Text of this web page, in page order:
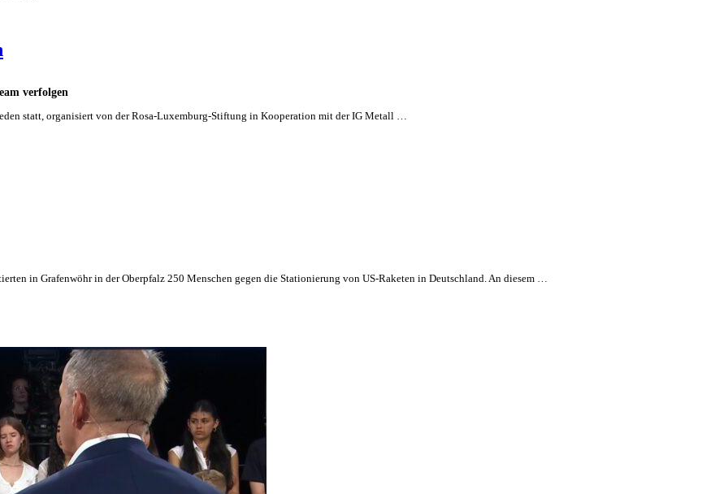
verfolgen
statt, organisiert von der Rosa-Luxemburg-Stiftung in Kooperation mit der IG Metall …
in Grafenwöhr in der Oberpfalz 250 Menschen gegen die Stationierung von US-Raketen in Deutschland. An diesem …